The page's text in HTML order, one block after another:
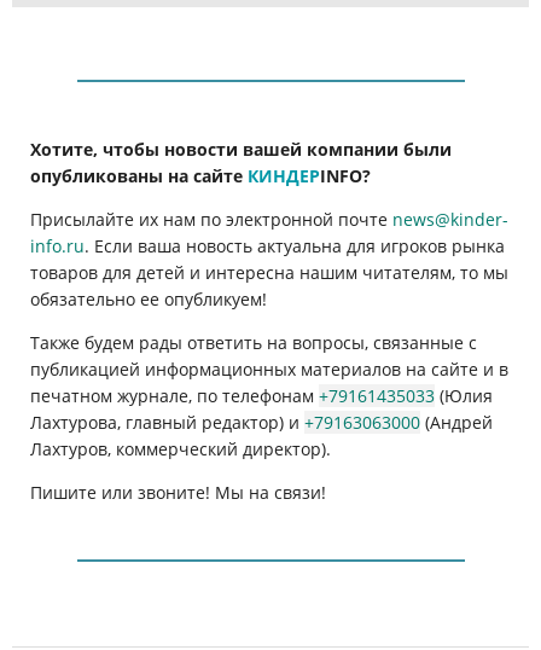
Хотите, чтобы новости вашей компании были
опубликованы на сайте КИНДЕРINFO?
Присылайте их нам по электронной почте news@kinder-
info.ru. Если ваша новость актуальна для игроков рынка
товаров для детей и интересна нашим читателям, то мы
обязательно ее опубликуем!
Также будем рады ответить на вопросы, связанные с
публикацией информационных материалов на сайте и в
печатном журнале, по телефонам +79161435033 (Юлия
Лахтурова, главный редактор) и +79163063000 (Андрей
Лахтуров, коммерческий директор).
Пишите или звоните! Мы на связи!